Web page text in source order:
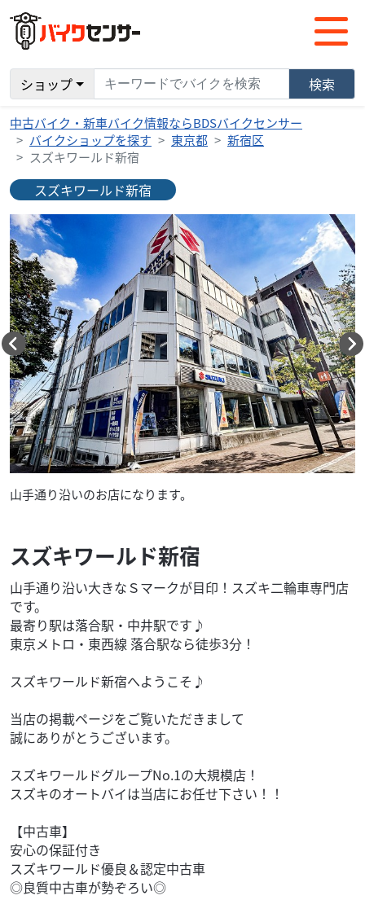
ショップ 検索
中古バイク・新車バイク情報ならBDSバイクセンサー
バイクショップを探す
東京都
新宿区
スズキワールド新宿
スズキワールド新宿
山手通り沿いのお店になります。
スズキワールド新宿
山手通り沿い大きなＳマークが目印！スズキ二輪車専門店
です。
最寄り駅は落合駅・中井駅です♪
東京メトロ・東西線 落合駅なら徒歩3分！
スズキワールド新宿へようこそ♪
当店の掲載ページをご覧いただきまして
誠にありがとうございます。
スズキワールドグループNo.1の大規模店！
スズキのオートバイは当店にお任せ下さい！！
【中古車】
安心の保証付き
スズキワールド優良＆認定中古車
◎良質中古車が勢ぞろい◎